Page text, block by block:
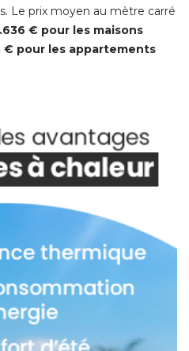
Le prix moyen au mètre carré
€ pour les maisons
€ pour les appartements